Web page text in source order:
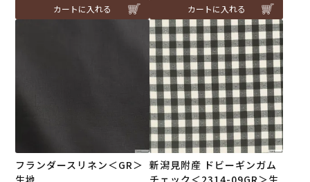
カートに入れる カートに入れる
フランダースリネン＜GR＞
生地
新潟見附産 ドビーギンガム
チェック＜2314-09GR＞生